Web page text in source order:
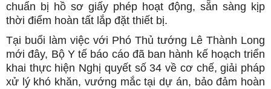
chuẩn bị hồ sơ giấy phép hoạt động, sẵn sàng kịp
thời điểm hoàn tất lắp đặt thiết bị.
Tại buổi làm việc với Phó Thủ tướng Lê Thành Long
mới đây, Bộ Y tế báo cáo đã ban hành kế hoạch triển
khai thực hiện Nghị quyết số 34 về cơ chế, giải pháp
xử lý khó khăn, vướng mắc tại dự án, bảo đảm hoàn